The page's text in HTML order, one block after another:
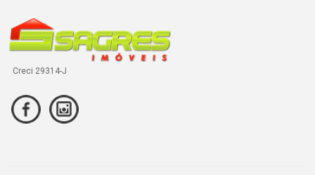
Creci 29314-J